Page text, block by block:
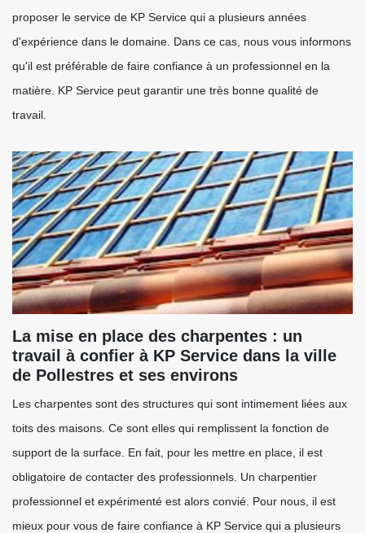
proposer le service de KP Service qui a plusieurs années
d'expérience dans le domaine. Dans ce cas, nous vous informons
qu'il est préférable de faire confiance à un professionnel en la
matière. KP Service peut garantir une très bonne qualité de
travail.
La mise en place des charpentes : un
travail à confier à KP Service dans la ville
de Pollestres et ses environs
Les charpentes sont des structures qui sont intimement liées aux
toits des maisons. Ce sont elles qui remplissent la fonction de
support de la surface. En fait, pour les mettre en place, il est
obligatoire de contacter des professionnels. Un charpentier
professionnel et expérimenté est alors convié. Pour nous, il est
mieux pour vous de faire confiance à KP Service qui a plusieurs